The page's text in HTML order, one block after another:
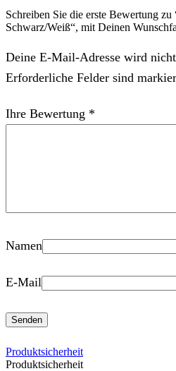
Schreiben Sie die erste Bewertung zu
Schwarz/Weiß“, mit Deinen
Deine E-Mail-Adresse wird
Erforderliche Felder sind
Ihre Bewertung *
Namen
E-Mail
Produktsicherheit
Produktsicherheit